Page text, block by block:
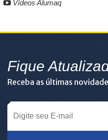
Vídeos Alumaq
Fique
Receba as últimas